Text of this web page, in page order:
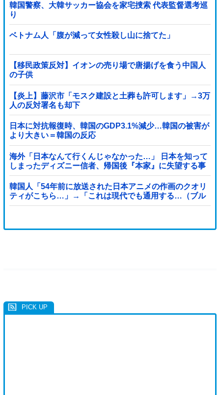
韓国警察、大韓サッカー協会を家宅捜索 代表監督選考巡
り
ベトナム人「腹が減って女性殺し山に捨てた」
【移民政策反対】イオンの売り場で唐揚げを食う中国人
の子供
【炎上】藤沢市「モスク建設と土葬も許可します」→3万
人の反対署名も却下
日本に対抗報復時、韓国のGDP3.1%減少…韓国の被害が
より大きい＝韓国の反応
海外「日本なんて行くんじゃなかった…」 日本を知って
しまったディズニー信者、帰国後『本家』に失望する事
態に
韓国人「54年前に放送された日本アニメの作画のクオリ
ティがこちら…」→「これは現代でも通用する…（ブル
ブル」＝韓国の反応